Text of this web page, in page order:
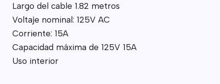
Largo del cable 1.82 metros
Voltaje nominal: 125V AC
Corriente: 15A
Capacidad máxima de 125V 15A
Uso interior